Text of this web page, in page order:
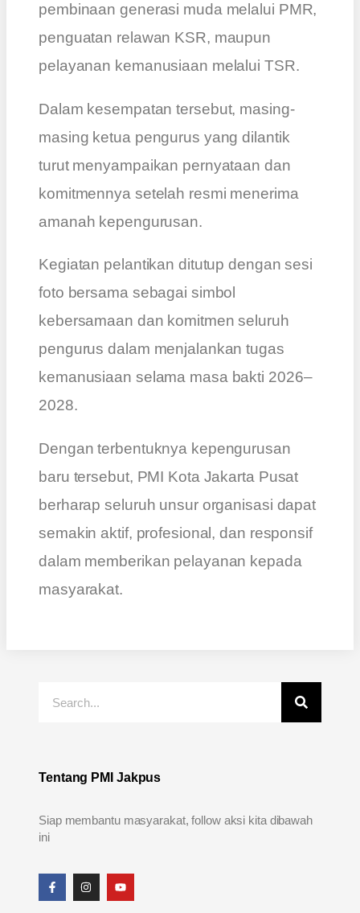
pembinaan generasi muda melalui PMR,
penguatan relawan KSR, maupun
pelayanan kemanusiaan melalui TSR.
Dalam kesempatan tersebut, masing-
masing ketua pengurus yang dilantik
turut menyampaikan pernyataan dan
komitmennya setelah resmi menerima
amanah kepengurusan.
Kegiatan pelantikan ditutup dengan sesi
foto bersama sebagai simbol
kebersamaan dan komitmen seluruh
pengurus dalam menjalankan tugas
kemanusiaan selama masa bakti 2026–
2028.
Dengan terbentuknya kepengurusan
baru tersebut, PMI Kota Jakarta Pusat
berharap seluruh unsur organisasi dapat
semakin aktif, profesional, dan responsif
dalam memberikan pelayanan kepada
masyarakat.
Tentang PMI Jakpus
Siap membantu masyarakat, follow aksi kita dibawah
ini